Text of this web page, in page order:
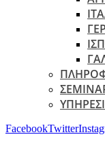
FacebookTwitter